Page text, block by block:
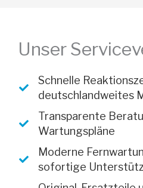
Unser
Schnelle
deutschlandweites
Transparente
Wartungspläne
Moderne
sofortige